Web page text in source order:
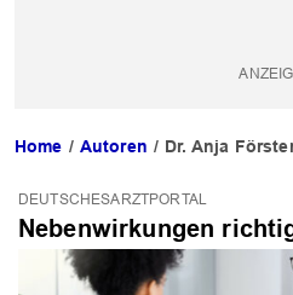
Home Autoren Dr. Anja
DEUTSCHESARZTPORTAL
Nebenwirkungen